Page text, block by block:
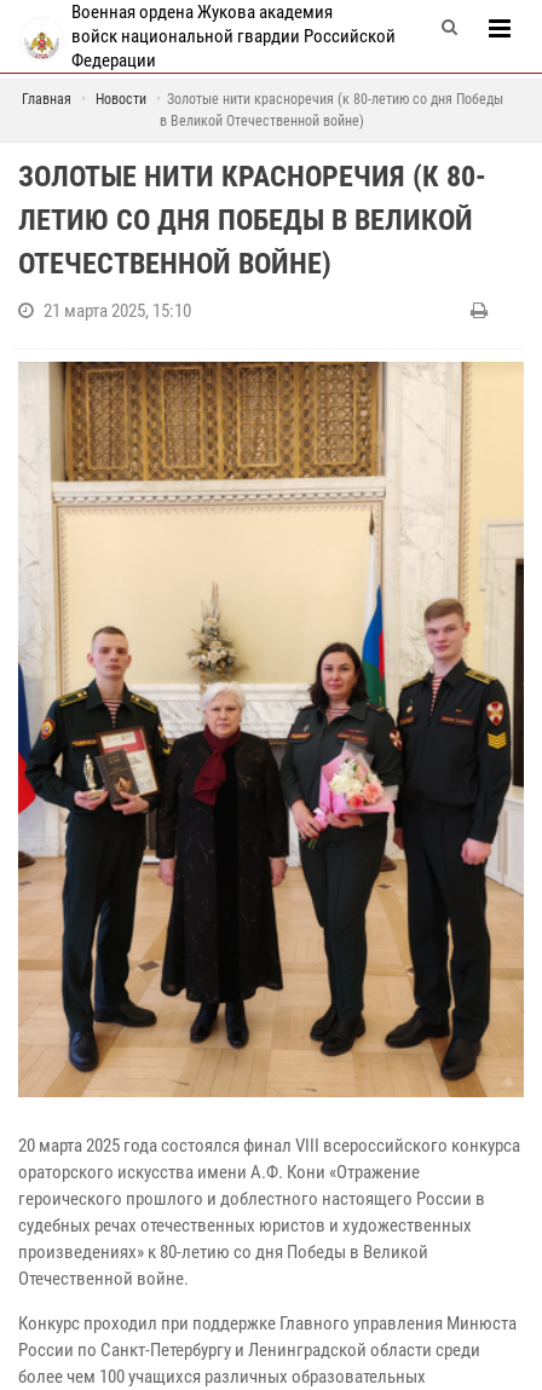
Военная ордена Жукова академия
войск национальной гвардии Российской
Федерации
Главная Новости
Золотые нити красноречия (к 80-летию со дня Победы
в Великой Отечественной войне)
ЗОЛОТЫЕ НИТИ КРАСНОРЕЧИЯ (К 80-
ЛЕТИЮ СО ДНЯ ПОБЕДЫ В ВЕЛИКОЙ
ОТЕЧЕСТВЕННОЙ ВОЙНЕ)
21 марта 2025, 15:10
20 марта 2025 года состоялся финал VIII всероссийского конкурса
ораторского искусства имени А.Ф. Кони «Отражение
героического прошлого и доблестного настоящего России в
судебных речах отечественных юристов и художественных
произведениях» к 80-летию со дня Победы в Великой
Отечественной войне.
Конкурс проходил при поддержке Главного управления Минюста
России по Санкт-Петербургу и Ленинградской области среди
более чем 100 учащихся различных образовательных